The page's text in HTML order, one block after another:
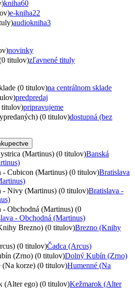
kniha60
e-kniha22
audiokniha3
novinky
titulov)zľavnené tituly
(0 titulov)na centrálnom sklade
predpredaj
titulov)pripravujeme
(0 titulov)dostupná (bez
(Martinus) (0 titulov)Banská
- Cubicon (Martinus) (0 titulov)Bratislava
- Nivy (Martinus) (0 titulov)Bratislava -
- Obchodná (Martinus) (0
- Obchodná (Martinus)
Brezno) (0 titulov)Brezno (Knihy
(0 titulov)Čadca (Arcus)
(Zrno) (0 titulov)Dolný Kubín (Zrno)
(Na korze) (0 titulov)Humenné (Na
(Alter ego) (0 titulov)Kežmarok (Alter